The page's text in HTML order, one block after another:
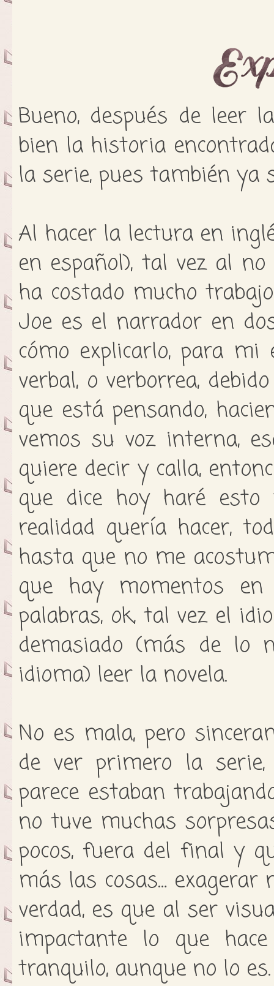
Bueno, después de leer
bien la historia
la serie, pues también ya
Al hacer la lectura en
en español), tal vez al
ha costado mucho
Joe es el narrador en
cómo explicarlo, para
verbal, o verborrea,
que está pensando,
vemos su voz interna,
quiere decir y calla,
que dice hoy haré
realidad quería hacer,
hasta que no me
que hay momentos
palabras, ok, tal vez el
demasiado (más de lo
idioma) leer la novela.
No es mala, pero
de ver primero la
parece estaban
no tuve muchas
pocos, fuera del final y
más las cosas… exagerar
verdad, es que al ser
impactante lo que
tranquilo, aunque no lo es.